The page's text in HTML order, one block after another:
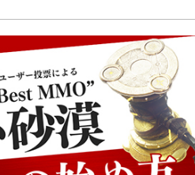
e
st
n
ot
e
y
Li
n